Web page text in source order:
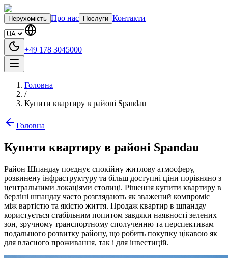
Нерухомість Про нас Послуги Контакти
+49 178 3045000
Головна
/
Купити квартиру в районі Spandau
Головна
Купити квартиру в районі Spandau
Район Шпандау поєднує спокійну житлову атмосферу,
розвинену інфраструктуру та більш доступні ціни порівняно з
центральними локаціями столиці. Рішення купити квартиру в
берліні шпандау часто розглядають як зважений компроміс
між вартістю та якістю життя. Продаж квартир в шпандау
користується стабільним попитом завдяки наявності зелених
зон, зручному транспортному сполученню та перспективам
подальшого розвитку району, що робить покупку цікавою як
для власного проживання, так і для інвестицій.